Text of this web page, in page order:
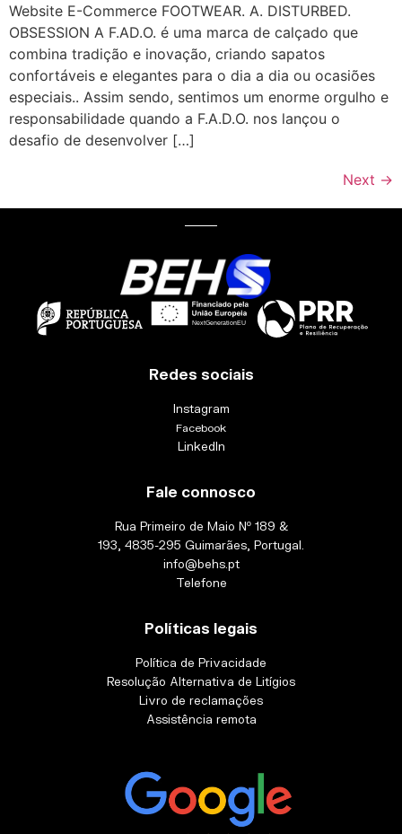
Website E-Commerce FOOTWEAR. A. DISTURBED.
OBSESSION A F.AD.O. é uma marca de calçado que
combina tradição e inovação, criando sapatos
confortáveis e elegantes para o dia a dia ou ocasiões
especiais.. Assim sendo, sentimos um enorme orgulho e
responsabilidade quando a F.A.D.O. nos lançou o
desafio de desenvolver […]
Next →
Redes sociais
Instagram
Facebook
LinkedIn
Fale connosco
Rua Primeiro de Maio Nº 189 &
193, 4835-295 Guimarães, Portugal.
info@behs.pt
Telefone
Políticas legais
Política de Privacidade
Resolução Alternativa de Litígios
Livro de reclamações
Assistência remota